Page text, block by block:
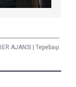
AJANSI | Tepebaşı